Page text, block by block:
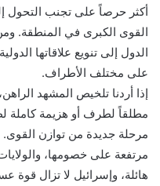
أكثر حرصاً على تجنب التحول
القوى الكبرى في المنطقة.
الدول إلى تنويع علاقاتها
على مختلف الأطراف.
إذا أردنا تلخيص المشهد
مطلقاً لطرف أو هزيمة كاملة
مرحلة جديدة من توازن
مرتفعة على خصومها،
هائلة، وإسرائيل لا تزال قوة